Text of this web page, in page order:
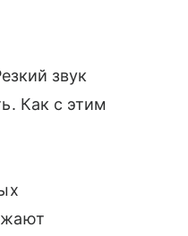
звук
Как с этим